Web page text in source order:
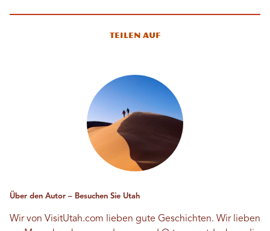
Teilen auf
Über den Autor – Besuchen Sie Utah
Wir von VisitUtah.com lieben gute Geschichten. Wir lieben